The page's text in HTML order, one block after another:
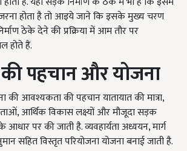
होता है तो आइये जाने कि इसके मुख्य चरण
ठेके देने की प्रक्रिया में आम तौर पर
होते हैं.
की पहचान और योजना
की आवश्यकता की पहचान यातायात की मात्रा,
आर्थिक विकास लक्ष्यों और मौजूदा सड़क
पर की जाती है. व्यवहार्यता अध्ययन, मार्ग
सहित विस्तृत परियोजना योजना बनाई जाती है.